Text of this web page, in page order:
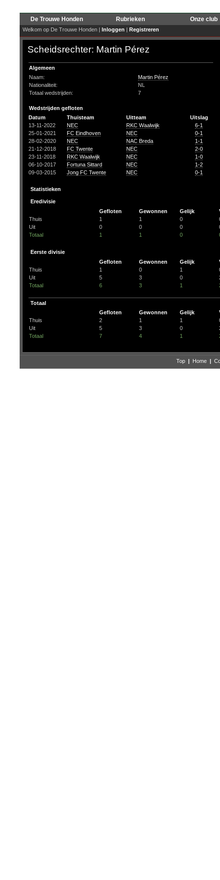
De Trouwe Honden Rubrieken Onze club
Welkom op De Trouwe Honden | Inloggen | Registreren
Scheidsrechter: Martin Pérez
Algemeen
Naam:
Martin Pérez
Nationaliteit:
NL
Totaal wedstrijden:
7
Wedstrijden gefloten
Datum
Thuisteam Uitteam
Uitslag
13-11-2022
NEC RKC Waalwijk
6-1
25-01-2021
FC Eindhoven NEC
0-1
28-02-2020
NEC NAC Breda
1-1
21-12-2018
FC Twente NEC
2-0
23-11-2018
RKC Waalwijk NEC
1-0
06-10-2017
Fortuna Sittard NEC
1-2
09-03-2015
Jong FC Twente NEC 0-1
Statistieken
Eredivisie
Gefloten
Gewonnen Gelijk
Thuis
1 1 0
Uit
0 0 0
Totaal
1 1 0
Eerste divisie
Gefloten
Gewonnen Gelijk
Thuis
1 0 1
Uit
5 3 0
Totaal
6 3 1
Totaal
Gefloten
Gewonnen Gelijk
Thuis
2 1 1
Uit
5 3 0
Totaal
7 4 1
Top | Home |